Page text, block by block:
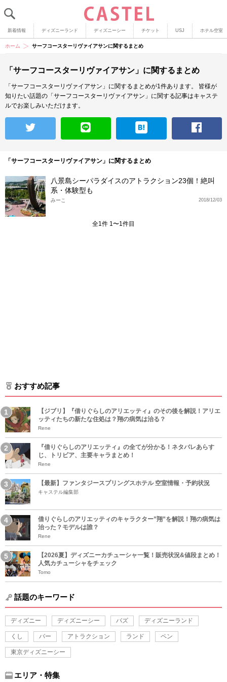
新着情報 ディズニーランド ディズニーシー チケット USJ ホテル空室
ホーム サーフコースターリヴァイアサンに関するまとめ
「サーフコースターリヴァイアサン」に関するまとめ
「サーフコースターリヴァイアサン」に関するまとめが1件あります。
皆様が
知りたい話題の「サーフコースターリヴァイアサン」に関する記事はキャステ
ルでお楽しみいただけます。
「サーフコースターリヴァイアサン」に関するまとめ
八景島シーパラダイスのアトラクション23個！絶叫
系・体験型も
2018/12/03
みーこ
全1件 1〜1件目
おすすめ記事
【ジブリ】『借りぐらしのアリエッティ』のその後を解説！アリエ
ッティたちの新たな住処は？翔の病気は治る？
Rene
『借りぐらしのアリエッティ』の全てが分かる！ネタバレあらす
じ、トリビア、主要キャラまとめ！
Rene
【最新】ファンタジースプリングスホテル 空室情報・予約状況
キャステル編集部
借りぐらしのアリエッティのキャラクター”翔”を解説！翔の病気は
治った？モデルは誰？
Rene
【2026夏】ディズニーカチューシャ一覧！販売状況&値段まとめ！
人気カチューシャをチェック
Tomo
話題のキーワード
ディズニー ディズニーシー バズ ディズニーランド
くし バー アトラクション ランド ペン
東京ディズニーシー
エリア・特集